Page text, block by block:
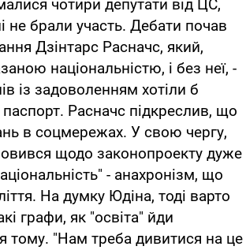
чотири депутати від ЦС,
не брали участь. Дебати почав
Дзінтарс Расначс, який,
національністю, і без неї, -
із задоволенням хотіли б
Расначс підкреслив, що
в соцмережах. У свою чергу,
щодо законопроекту дуже
- анахронізм, що
На думку Юдіна, тоді варто
графи, як "освіта" йди
тому. "Нам треба дивитися на це